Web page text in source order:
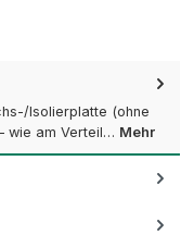
Isolierplatte (ohne
wie am Verteil… Mehr